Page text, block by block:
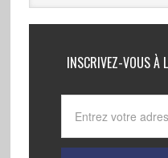
INSCRIVEZ-VOUS À